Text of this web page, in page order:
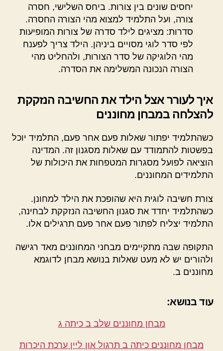
יחסים שונים בין צורות. ביחס השלישי, חסרה
צורה, ועל התלמיד למצוא מהי הצורה החסרה.
סדרות: מציגים לילד סדרה של צורות המופיעות
לפי סדר לוגי מסויים ביניהן. הילד צריך לפענח
מהי הלוגיקה של סדר הצורות, ולהחליט מהי
הצורה הנכונה המשלימה את הסדרה.
איך לעורר אצל הילד את החשיבה הנזקקת
להצלחה במבחן מחוננים
כשהתלמיד יפתור שאלות פעם אחר פעם, התלמיד יוכל
בפשטות להתמודד עם שאלות מסגנון זה. המדינה
הוציאה לפועל מסגרות המטפחות את היכולות של
התלמידים המחוננים.
צורת חשיבה לוגית היא שהופכת את הילד למחונן.
כשהתלמיד יחדד את סגנון החשיבה הנזקקת לבחינה,
התלמיד יצליח לפתור פעם אחר פעם תרגילים אלו.
התקופה שבה מתקיימים מבחני המחוננים מאד רגישה
ולהורים יש לא מעט שאלות בנושא מבחן לדוגמא
מחוננים ב.
עוד בנושא:
מבחן מחוננים שלב ב כיתה ג
מבחן מחוננים כיתה ב תרגול און ליין ערכת היכרות